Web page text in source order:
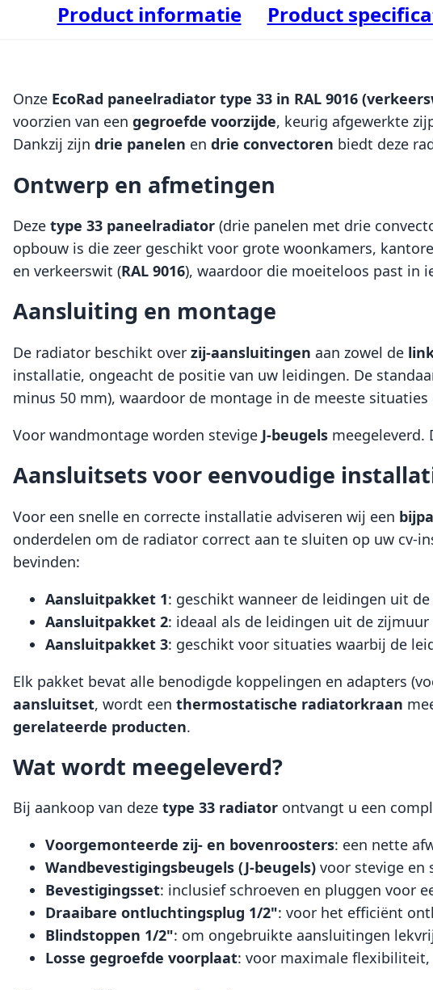
Product informatie
Onze EcoRad paneelradiator type 33 in RAL 9016
voorzien van een gegroefde voorzijde, keurig afgewerkte
Dankzij zijn drie panelen en drie convectoren biedt deze
Ontwerp en afmetingen
Deze type 33 paneelradiator (drie panelen met drie
opbouw is die zeer geschikt voor grote woonkamers,
en verkeerswit (RAL 9016), waardoor die moeiteloos past in
Aansluiting en montage
De radiator beschikt over zij-aansluitingen aan zowel de
installatie, ongeacht de positie van uw leidingen. De
minus 50 mm), waardoor de montage in de meeste situaties
Voor wandmontage worden stevige J-beugels meegeleverd.
Aansluitsets voor eenvoudige
Voor een snelle en correcte installatie adviseren wij een
onderdelen om de radiator correct aan te sluiten op uw cv-
bevinden:
Aansluitpakket 1: geschikt wanneer de leidingen uit
Aansluitpakket 2: ideaal als de leidingen uit de
Aansluitpakket 3: geschikt voor situaties waarbij de
Elk pakket bevat alle benodigde koppelingen en adapters
aansluitset, wordt een thermostatische radiatorkraan
gerelateerde producten.
Wat wordt meegeleverd?
Bij aankoop van deze type 33 radiator ontvangt u een
Voorgemonteerde zij- en bovenroosters: een nette
Wandbevestigingsbeugels (J-beugels) voor stevige en
Bevestigingsset: inclusief schroeven en pluggen voor
Draaibare ontluchtingsplug 1/2": voor het efficiënt
Blindstoppen 1/2": om ongebruikte aansluitingen
Losse gegroefde voorplaat: voor maximale
Product